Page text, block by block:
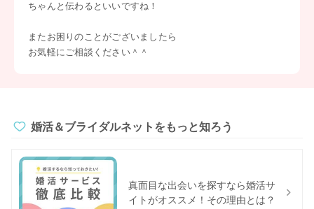
ちゃんと伝わるといいですね！
またお困りのことがございましたら
お気軽にご相談ください＾＾
婚活＆ブライダルネットをもっと知ろう
真面目な出会いを探すなら婚活サ
イトがオススメ！その理由とは？